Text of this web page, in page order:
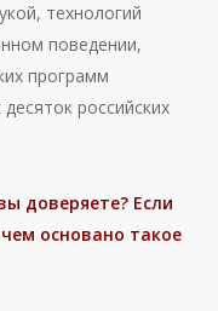
технологий
поведении,
программ
российских
доверяете? Если
основано такое